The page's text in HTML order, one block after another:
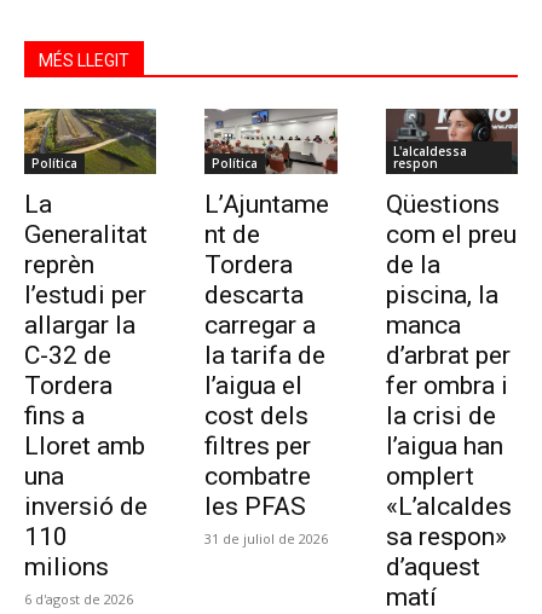
MÉS LLEGIT
Política
La
Generalitat
reprèn
l’estudi per
allargar la
C-32 de
Tordera
fins a
Lloret amb
una
inversió de
110
milions
6 d'agost de 2026
Política
L’Ajuntame
nt de
Tordera
descarta
carregar a
la tarifa de
l’aigua el
cost dels
filtres per
combatre
les PFAS
31 de juliol de 2026
L'alcaldessa
respon
Qüestions
com el preu
de la
piscina, la
manca
d’arbrat per
fer ombra i
la crisi de
l’aigua han
omplert
«L’alcaldes
sa respon»
d’aquest
matí